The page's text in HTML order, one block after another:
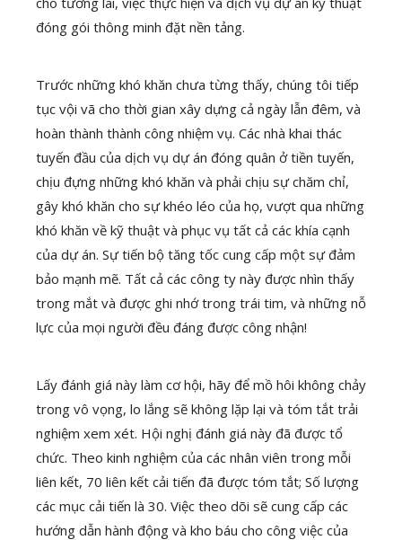
đóng gói thông minh đặt nền tảng.
Trước những khó khăn chưa từng thấy, chúng tôi tiếp
tục vội vã cho thời gian xây dựng cả ngày lẫn đêm, và
hoàn thành thành công nhiệm vụ. Các nhà khai thác
tuyến đầu của dịch vụ dự án đóng quân ở tiền tuyến,
chịu đựng những khó khăn và phải chịu sự chăm chỉ,
gây khó khăn cho sự khéo léo của họ, vượt qua những
khó khăn về kỹ thuật và phục vụ tất cả các khía cạnh
của dự án. Sự tiến bộ tăng tốc cung cấp một sự đảm
bảo mạnh mẽ. Tất cả các công ty này được nhìn thấy
trong mắt và được ghi nhớ trong trái tim, và những nỗ
lực của mọi người đều đáng được công nhận!
Lấy đánh giá này làm cơ hội, hãy để mồ hôi không chảy
trong vô vọng, lo lắng sẽ không lặp lại và tóm tắt trải
nghiệm xem xét. Hội nghị đánh giá này đã được tổ
chức. Theo kinh nghiệm của các nhân viên trong mỗi
liên kết, 70 liên kết cải tiến đã được tóm tắt; Số lượng
các mục cải tiến là 30. Việc theo dõi sẽ cung cấp các
hướng dẫn hành động và kho báu cho công việc của